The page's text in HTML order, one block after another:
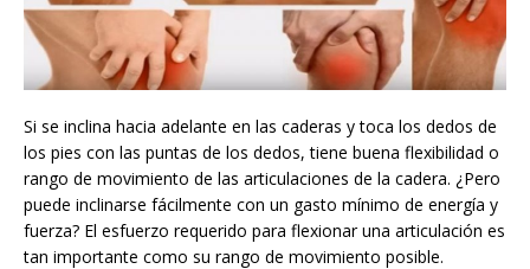
Si se inclina hacia adelante en las caderas y toca los dedos de
los pies con las puntas de los dedos, tiene buena flexibilidad o
rango de movimiento de las articulaciones de la cadera. ¿Pero
puede inclinarse fácilmente con un gasto mínimo de energía y
fuerza? El esfuerzo requerido para flexionar una articulación es
tan importante como su rango de movimiento posible.